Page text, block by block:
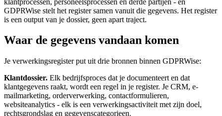
GDPRWise stelt het register samen vanuit die gegevens. Het register
is een output van je dossier, geen apart traject.
Waar de gegevens vandaan komen
Je verwerkingsregister put uit drie bronnen binnen GDPRWise:
Klantdossier. Elk bedrijfsproces dat je documenteert en dat
klantgegevens raakt, wordt een regel in je register. Je CRM, e-
mailmarketing, orderverwerking, contactformulieren,
websiteanalytics - elk is een verwerkingsactiviteit met zijn doel,
rechtsgrondslag en gegevenscategorieen.